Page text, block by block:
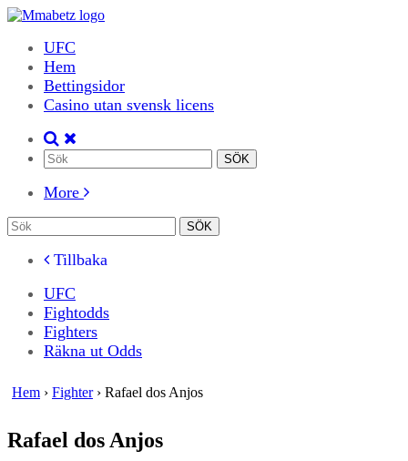
UFC
Hem
Bettingsidor
Casino utan svensk licens
More
Tillbaka
UFC
Fightodds
Fighters
Räkna ut Odds
Hem › Fighter › Rafael dos Anjos
Rafael dos Anjos